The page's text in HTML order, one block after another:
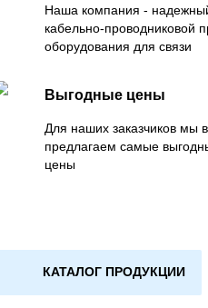
Наша компания -
кабельно-проводниковой
оборудования для связи
Выгодные цены
Для наших заказчиков мы
предлагаем самые
цены
КАТАЛОГ ПРОДУКЦИИ